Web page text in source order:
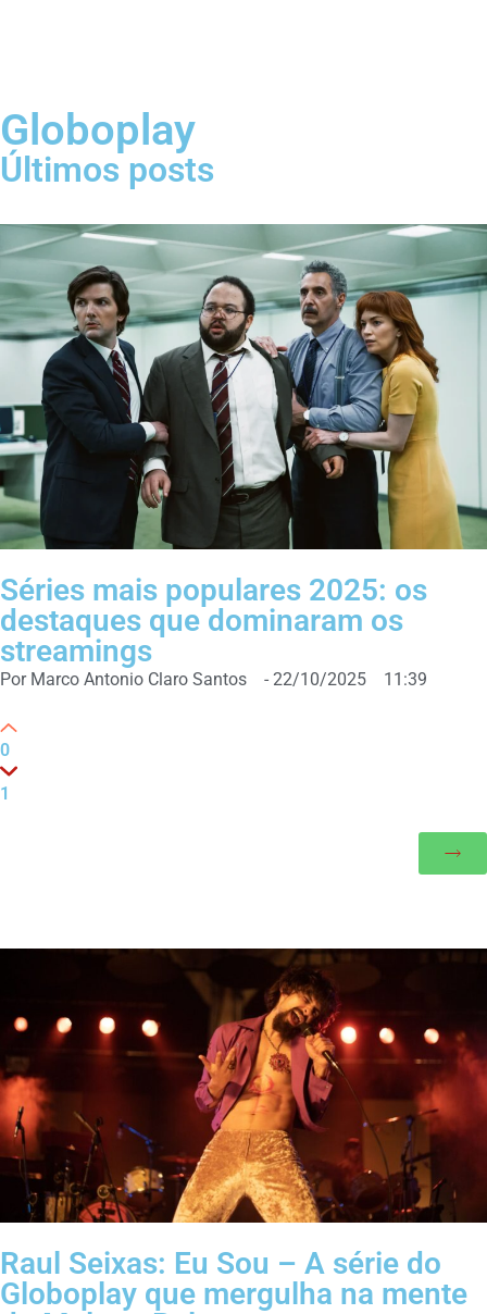
Globoplay
Últimos posts
Séries mais populares 2025: os
destaques que dominaram os
streamings
Por Marco Antonio Claro Santos - 22/10/2025 11:39
0
1
Raul Seixas: Eu Sou – A série do
Globoplay que mergulha na mente